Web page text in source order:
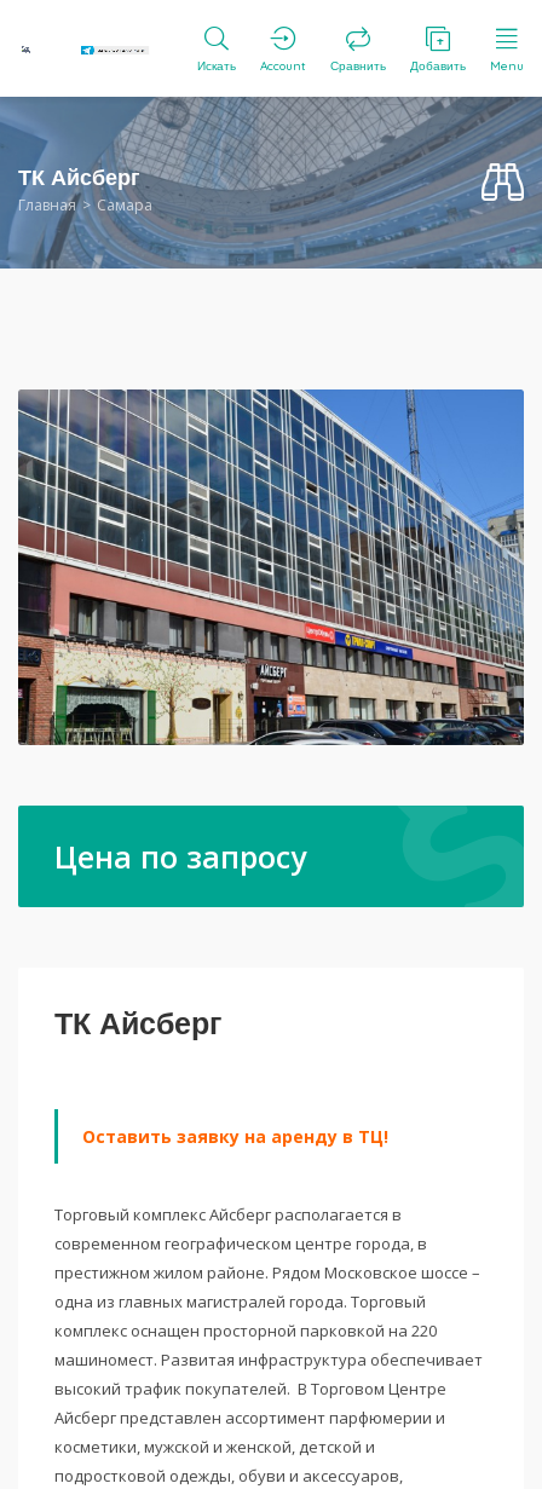
Искать Account Сравнить Добавить Menu
ТК Айсберг
Главная Самара
Цена по запросу
ТК Айсберг
Оставить заявку на аренду в ТЦ!
Торговый комплекс Айсберг располагается в
современном географическом центре города, в
престижном жилом районе. Рядом Московское шоссе –
одна из главных магистралей города. Торговый
комплекс оснащен просторной парковкой на 220
машиномест. Развитая инфраструктура обеспечивает
высокий трафик покупателей. В Торговом Центре
Айсберг представлен ассортимент парфюмерии и
косметики, мужской и женской, детской и
подростковой одежды, обуви и аксессуаров,